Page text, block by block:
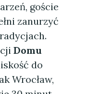
goście
zanurzyć
Domu
do
Wrocław,